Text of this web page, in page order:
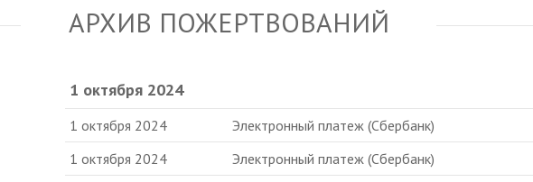
АРХИВ ПОЖЕРТВОВАНИЙ
1 октября 2024
1 октября 2024 Электронный платеж (Сбербанк)
1 октября 2024
Электронный платеж (Сбербанк)